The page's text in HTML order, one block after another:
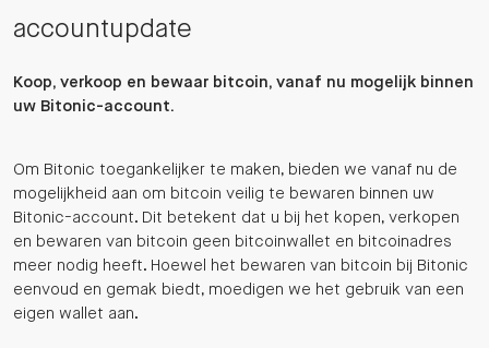
accountupdate
Koop, verkoop en bewaar bitcoin, vanaf nu mogelijk binnen
uw Bitonic-account.
Om Bitonic toegankelijker te maken, bieden we vanaf nu de
mogelijkheid aan om bitcoin veilig te bewaren binnen uw
Bitonic-account. Dit betekent dat u bij het kopen, verkopen
en bewaren van bitcoin geen bitcoinwallet en bitcoinadres
meer nodig heeft. Hoewel het bewaren van bitcoin bij Bitonic
eenvoud en gemak biedt, moedigen we het gebruik van een
eigen wallet aan.